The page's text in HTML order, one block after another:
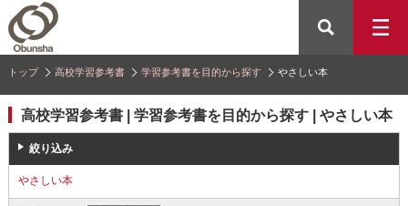
トップ 高校学習参考書 学習参考書を目的から探す やさしい本
高校学習参考書 | 学習参考書を目的から探す | やさしい本
絞り込み
やさしい本